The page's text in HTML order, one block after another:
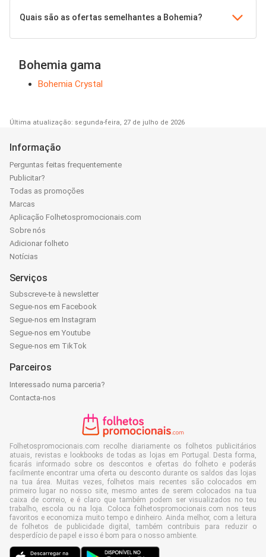
Quais são as ofertas semelhantes a Bohemia?
Bohemia gama
Bohemia Crystal
Última atualização: segunda-feira, 27 de julho de 2026
Informação
Perguntas feitas frequentemente
Publicitar?
Todas as promoções
Marcas
Aplicação Folhetospromocionais.com
Sobre nós
Adicionar folheto
Notícias
Serviços
Subscreve-te à newsletter
Segue-nos em Facebook
Segue-nos em Instagram
Segue-nos em Youtube
Segue-nos em TikTok
Parceiros
Interessado numa parceria?
Contacta-nos
Folhetospromocionais.com recolhe diariamente os folhetos publicitários
atuais, revistas e lookbooks de todas as lojas em Portugal. Desta forma,
ficarás informado sobre os descontos e ofertas do folheto e poderás
facilmente encontrar uma oferta ou desconto durante os saldos das lojas
na tua área. Muitas vezes, folhetos mais recentes são colocados em
primeiro lugar no nosso site, mesmo antes de serem colocados na tua
caixa de correio, e é claro que também podem ser visualizados no teu
trabalho, escola ou na loja. Coloca folhetospromocionais.com nos teus
favoritos e economiza muito tempo e dinheiro. Ainda melhor, com a leitura
de folhetos de publicidade digital, também contribuis para reduzir o
desperdício de papel e isso é bom para o nosso ambiente.